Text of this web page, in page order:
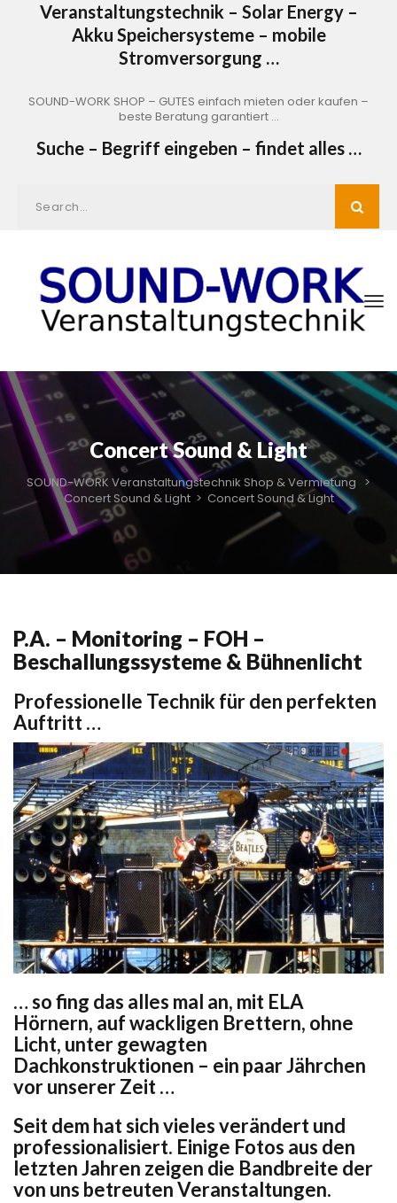
Veranstaltungstechnik – Solar Energy –
Akku Speichersysteme – mobile
Stromversorgung …
SOUND-WORK SHOP – GUTES einfach mieten oder kaufen –
beste Beratung garantiert …
Suche – Begriff eingeben – findet alles …
Concert Sound & Light
SOUND-WORK Veranstaltungstechnik Shop & Vermietung >
Concert Sound & Light > Concert Sound & Light
P.A. – Monitoring – FOH –
Beschallungssysteme & Bühnenlicht
Professionelle Technik für den perfekten
Auftritt …
… so fing das alles mal an, mit ELA
Hörnern, auf wackligen Brettern, ohne
Licht, unter gewagten
Dachkonstruktionen – ein paar Jährchen
vor unserer Zeit …
Seit dem hat sich vieles verändert und
professionalisiert. Einige Fotos aus den
letzten Jahren zeigen die Bandbreite der
von uns betreuten Veranstaltungen.